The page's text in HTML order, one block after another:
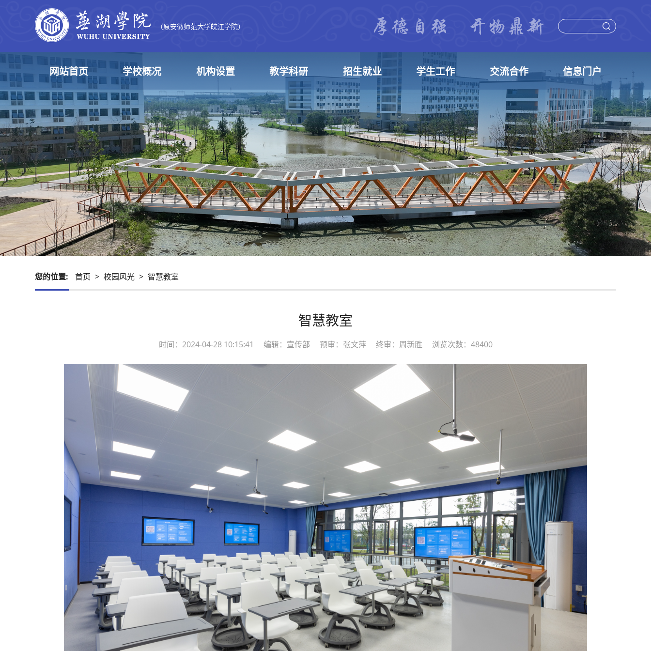
（原安徽师范大学皖江学院）
网站首页 学校概况 机构设置 教学科研 招生就业 学生工作 交流合作 信息门户
您的位置: 首页 > 校园风光 > 智慧教室
智慧教室
时间：2024-04-28 10:15:41 编辑：宣传部 预审：张文萍 终审：周新胜 浏览次数：48400